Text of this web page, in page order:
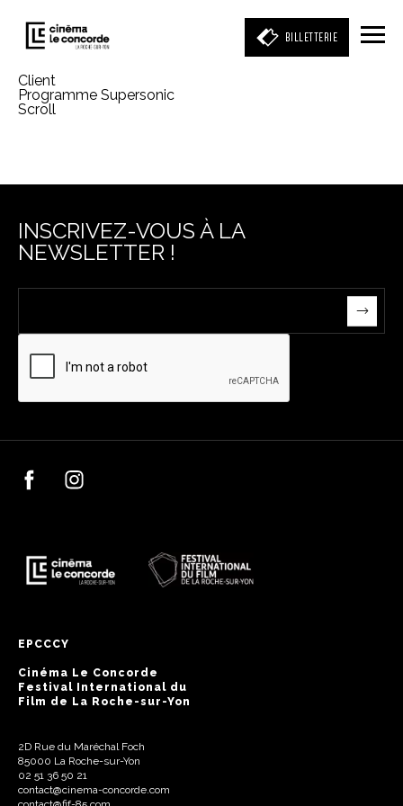
BILLETTERIE
Client
Programme Supersonic
Scroll
INSCRIVEZ-VOUS À LA
NEWSLETTER !
EPCCCY
Cinéma Le Concorde
Festival International du
Film de La Roche-sur-Yon
2D Rue du Maréchal Foch
85000 La Roche-sur-Yon
02 51 36 50 21
contact@cinema-concorde.com